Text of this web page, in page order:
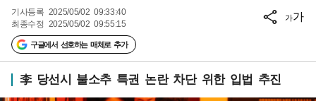
기사등록 2025/05/02 09:33:40
최종수정 2025/05/02 09:55:15
구글에서 선호하는 매체로 추가
가가
李 당선시 불소추 특권 논란 차단 위한 입법 추진